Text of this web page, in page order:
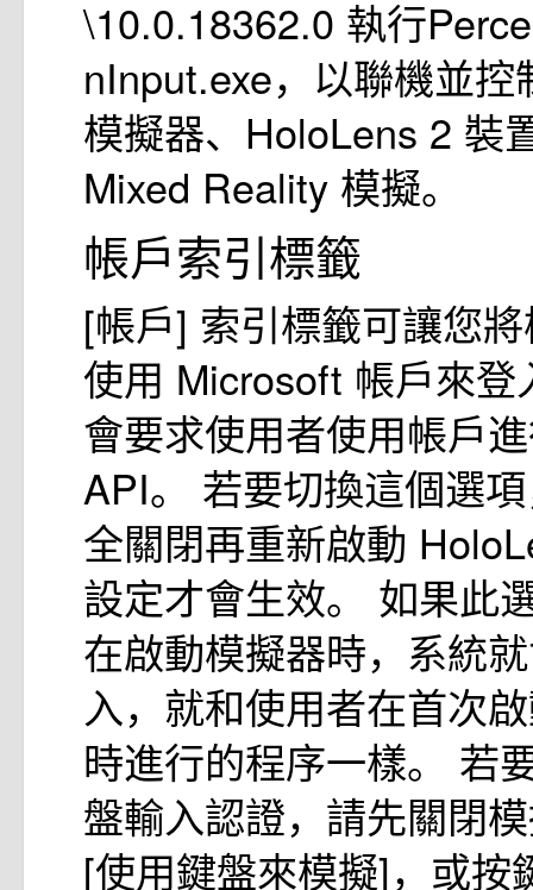
\10.0.18362.0 執行
nInput.exe，以聯機並
模擬器、HoloLens 2 裝
Mixed Reality 模擬。
帳戶索引標籤
[帳戶] 索引標籤可讓您
使用 Microsoft 帳戶來登
會要求使用者使用帳戶
API。 若要切換這個選
全關閉再重新啟動
設定才會生效。 如果此
在啟動模擬器時，系統
入，就和使用者在首次
時進行的程序一樣。 若
盤輸入認證，請先關閉
[使用鍵盤來模擬]，或按